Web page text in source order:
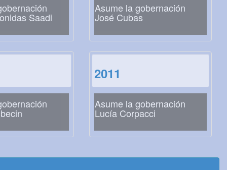
Saadi
Asume la gobernación
José Cubas
2011
Asume la gobernación
Lucía Corpacci